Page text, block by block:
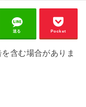
送る Pocket
含む場合がありま